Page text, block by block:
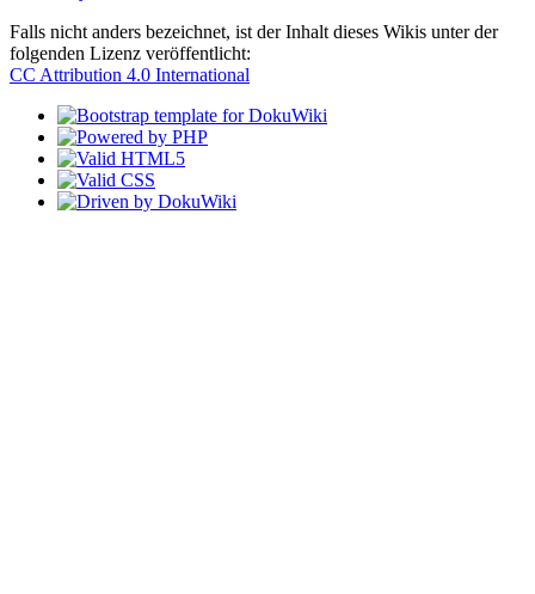
Falls nicht anders bezeichnet, ist der Inhalt dieses Wikis unter der
folgenden Lizenz veröffentlicht:
CC Attribution 4.0 International